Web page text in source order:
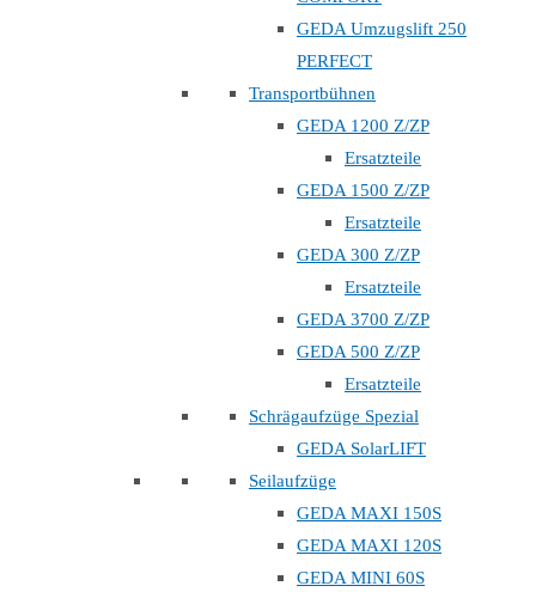
GEDA Umzugslift 250
PERFECT
Transportbühnen
GEDA 1200 Z/ZP
Ersatzteile
GEDA 1500 Z/ZP
Ersatzteile
GEDA 300 Z/ZP
Ersatzteile
GEDA 3700 Z/ZP
GEDA 500 Z/ZP
Ersatzteile
Schrägaufzüge Spezial
GEDA SolarLIFT
Seilaufzüge
GEDA MAXI 150S
GEDA MAXI 120S
GEDA MINI 60S